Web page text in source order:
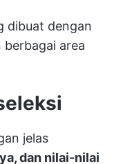
dibuat dengan
area
jelas
dan nilai-nilai